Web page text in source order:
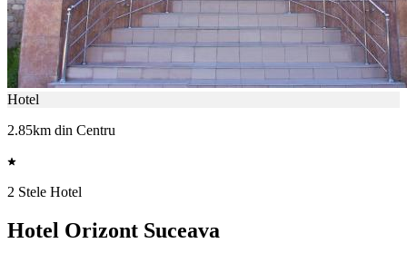
Hotel
2.85km din Centru
2 Stele Hotel
Hotel Orizont Suceava